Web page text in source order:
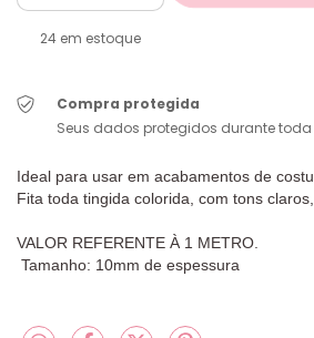
24em estoque
Compra protegida
Seus dados protegidos durante
Ideal para usar em acabamentos de
Fita toda tingida colorida, com tons
VALOR REFERENTE À 1 METRO.
Tamanho: 10mm de espessura